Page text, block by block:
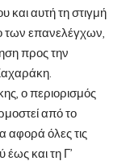
και αυτή τη στιγμή
των επανελέγχων,
προς την
ο περιορισμός
από το
αφορά όλες τις
έως και τη Γ’